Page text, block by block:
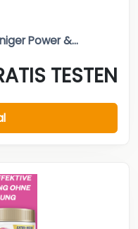
Power &...
TESTEN